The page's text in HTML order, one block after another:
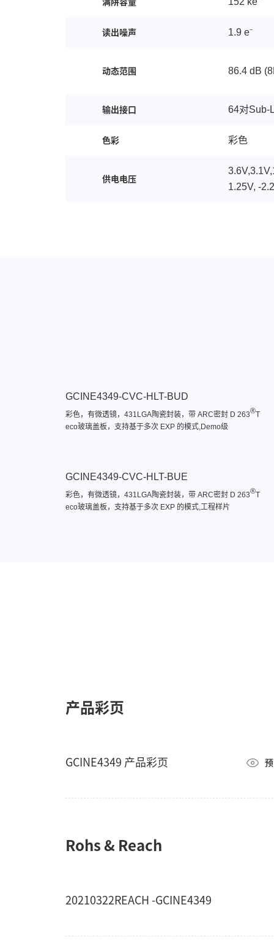
满阱容量
读出噪声 1.9 e⁻
动态范围 86.4 dB
输出接口 64对Sub-
色彩 彩色
供电电压
1.25V, -
GCINE4349-CVC-HLT-BUD
彩色，有微透镜，431LGA陶瓷封装，带 ARC密封 D 263®T
eco玻璃盖板，支持基于多次 EXP 的模式,Demo级
GCINE4349-CVC-HLT-BUE
彩色，有微透镜，431LGA陶瓷封装，带 ARC密封 D 263®T
eco玻璃盖板，支持基于多次 EXP 的模式,工程样片
产品彩页
GCINE4349 产品彩页
Rohs & Reach
20210322REACH -GCINE4349